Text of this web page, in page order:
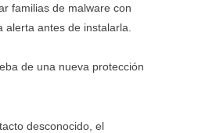
familias de malware con
antes de instalarla.
de una nueva protección
desconocido, el